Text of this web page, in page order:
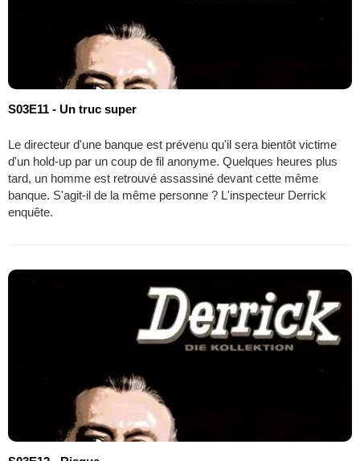
S03E11 - Un truc super
Le directeur d'une banque est prévenu qu'il sera bientôt victime
d'un hold-up par un coup de fil anonyme. Quelques heures plus
tard, un homme est retrouvé assassiné devant cette même
banque. S'agit-il de la même personne ? L'inspecteur Derrick
enquête.